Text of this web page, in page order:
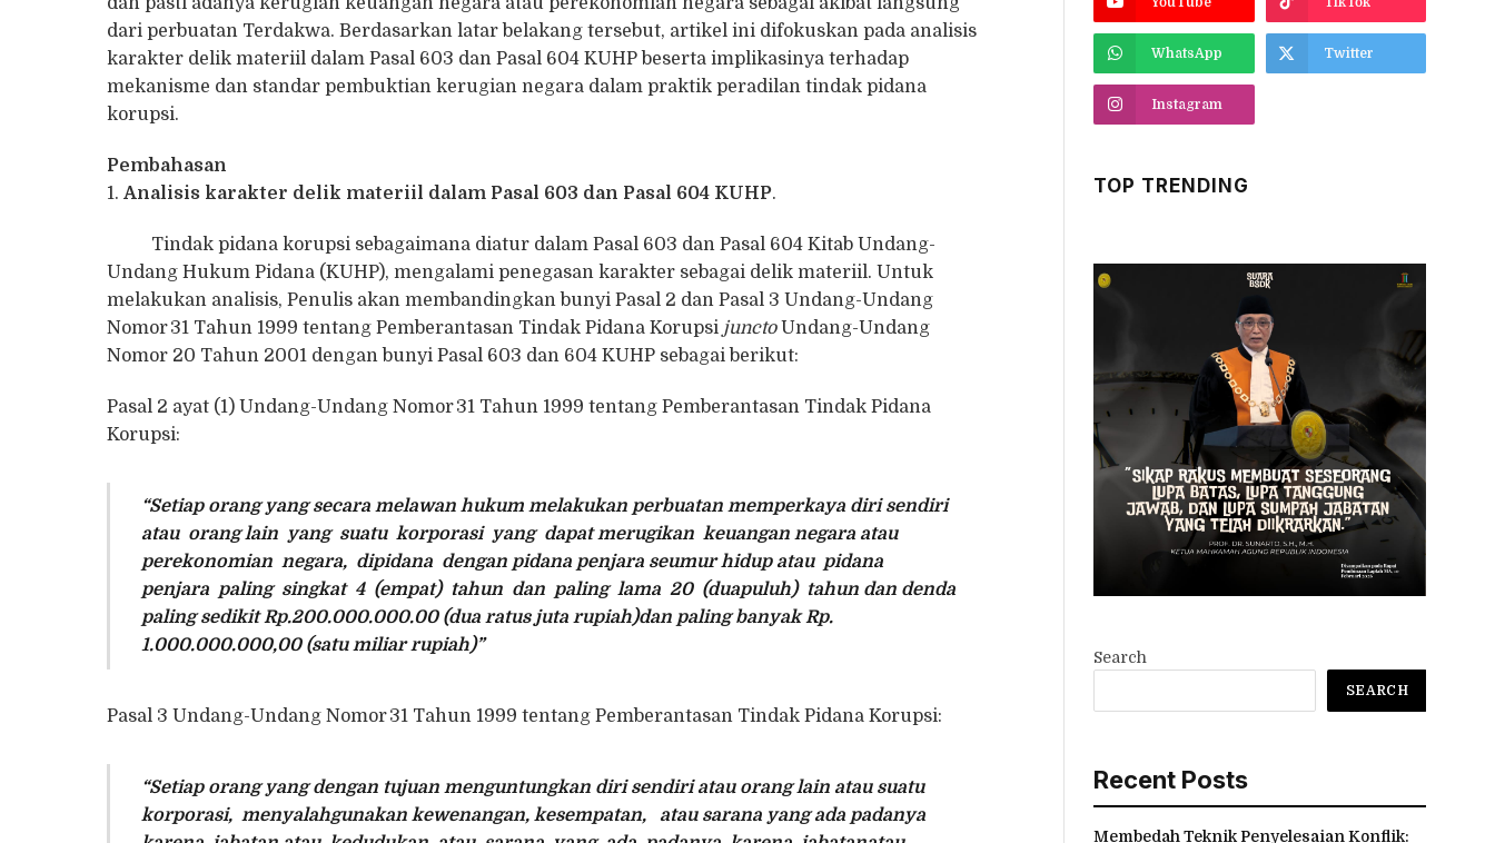
dari perbuatan Terdakwa. Berdasarkan latar belakang tersebut, artikel ini difokuskan pada analisis
karakter delik materiil dalam Pasal 603 dan Pasal 604 KUHP beserta implikasinya terhadap
mekanisme dan standar pembuktian kerugian negara dalam praktik peradilan tindak pidana
korupsi.
Pembahasan
1.Analisis karakter delik materiil dalam Pasal 603 dan Pasal 604 KUHP.
Tindak pidana korupsi sebagaimana diatur dalam Pasal 603 dan Pasal 604 Kitab Undang-
Undang Hukum Pidana (KUHP), mengalami penegasan karakter sebagai delik materiil. Untuk
melakukan analisis, Penulis akan membandingkan bunyi Pasal 2 dan Pasal 3 Undang-Undang
Nomor 31 Tahun 1999 tentang Pemberantasan Tindak Pidana Korupsi junctoUndang-Undang
Nomor 20 Tahun 2001 dengan bunyi Pasal 603 dan 604 KUHP sebagai berikut:
Pasal 2 ayat (1) Undang-Undang Nomor 31 Tahun 1999 tentang Pemberantasan Tindak Pidana
Korupsi:
“Setiap orang yang secara melawan hukum melakukan perbuatan memperkaya diri sendiri
atau orang lain yang suatu korporasi yang dapat merugikan keuangan negara atau
perekonomian negara, dipidana dengan pidana penjara seumur hidup atau pidana
penjara paling singkat 4 (empat) tahun dan paling lama 20 (duapuluh) tahun dan denda
paling sedikit Rp.200.000.000.00 (dua ratus juta rupiah)dan paling banyak Rp.
1.000.000.000,00 (satu miliar rupiah)”
Pasal 3 Undang-Undang Nomor 31 Tahun 1999 tentang Pemberantasan Tindak Pidana Korupsi:
“Setiap orang yang dengan tujuan menguntungkan diri sendiri atau orang lain atau suatu
korporasi, menyalahgunakan kewenangan, kesempatan, atau sarana yang ada padanya
WhatsApp Twitter
Instagram
TOP TRENDING
Search
SEARCH
Recent Posts
Membedah Teknik Penyelesaian Konflik: